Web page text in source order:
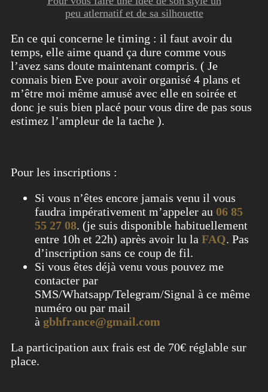
peu atlernatif et de sa silhouette
En ce qui concerne le timing : il faut avoir du
temps, elle aime quand ça dure comme vous
l’avez sans doute maintenant compris. ( Je
connais bien Eve pour avoir organisé 4 plans et
m’être moi même amusé avec elle en soirée et
donc je suis bien placé pour vous dire de pas sous
estimez l’ampleur de la tache ).
Pour les inscriptions :
Si vous n’êtes encore jamais venu il vous
faudra impérativement m’appeler au 06 85
55 27 08. (je suis disponible habituellement
entre 10h et 22h) après avoir lu la FAQ. Pas
d’inscription sans ce coup de fil.
Si vous êtes déjà venu vous pouvez me
contacter par
SMS/Whatsapp/Telegram/Signal à ce même
numéro ou par mail
à gbhfrance@gmail.com
La participation aux frais est de 70€ réglable sur
place.